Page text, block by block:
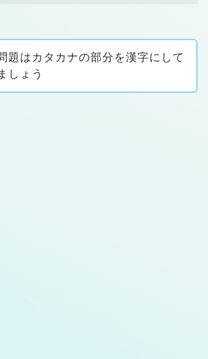
題はカタカナの部分を漢字にして
しょう